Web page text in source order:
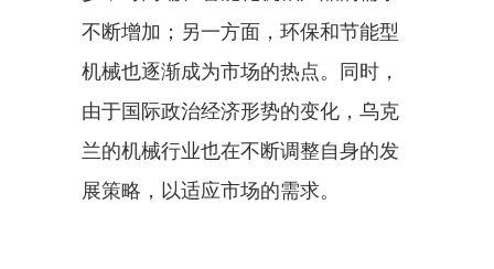
不断增加；另一方面，环保和节能型
机械也逐渐成为市场的热点。同时，
由于国际政治经济形势的变化，乌克
兰的机械行业也在不断调整自身的发
展策略，以适应市场的需求。